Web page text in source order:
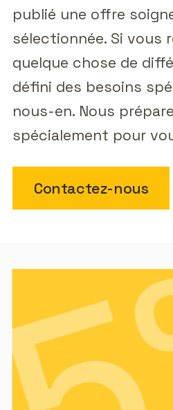
publié une offre
sélectionnée. Si vous
quelque chose de
défini des besoins
nous-en. Nous
spécialement pour
Contactez-nous